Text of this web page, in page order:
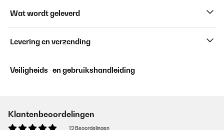
Wat wordt geleverd
Levering en verzending
Veiligheids- en gebruikshandleiding
Klantenbeoordelingen
12 Beoordelingen